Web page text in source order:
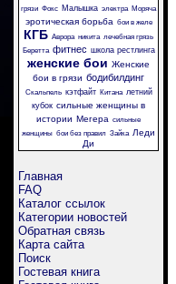
грязи Фокс Малышка электра Моряча
эротическая борьба бои в желе
КГБ Аврора никита лечебная грязь
Беретта фитнес школа рестлинга
женские бои Женские
бои в грязи бодибилдинг
Скальпель кэтфайт Китана летний
кубок сильные женщины в
истории Мегера сильные
женщины бои без правил Зайка Леди
Ди
Главная
FAQ
Каталог ссылок
Категории новостей
Обратная связь
Карта сайта
Поиск
Гостевая книга